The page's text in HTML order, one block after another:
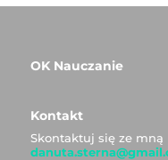
OK Nauczanie
Kontakt
Skontaktuj się ze mną